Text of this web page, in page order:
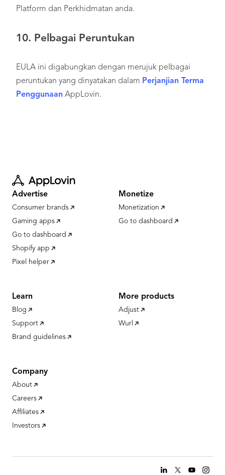
Platform dan Perkhidmatan anda.
10. Pelbagai Peruntukan
EULA ini digabungkan dengan merujuk pelbagai
peruntukan yang dinyatakan dalam Perjanjian Terma
Penggunaan AppLovin.
Advertise
Consumer brands
Gaming apps
Go to dashboard
Shopify app
Pixel helper
Monetize
Monetization
Go to dashboard
Learn
Blog
Support
Brand guidelines
More products
Adjust
Wurl
Company
About
Careers
Affiliates
Investors